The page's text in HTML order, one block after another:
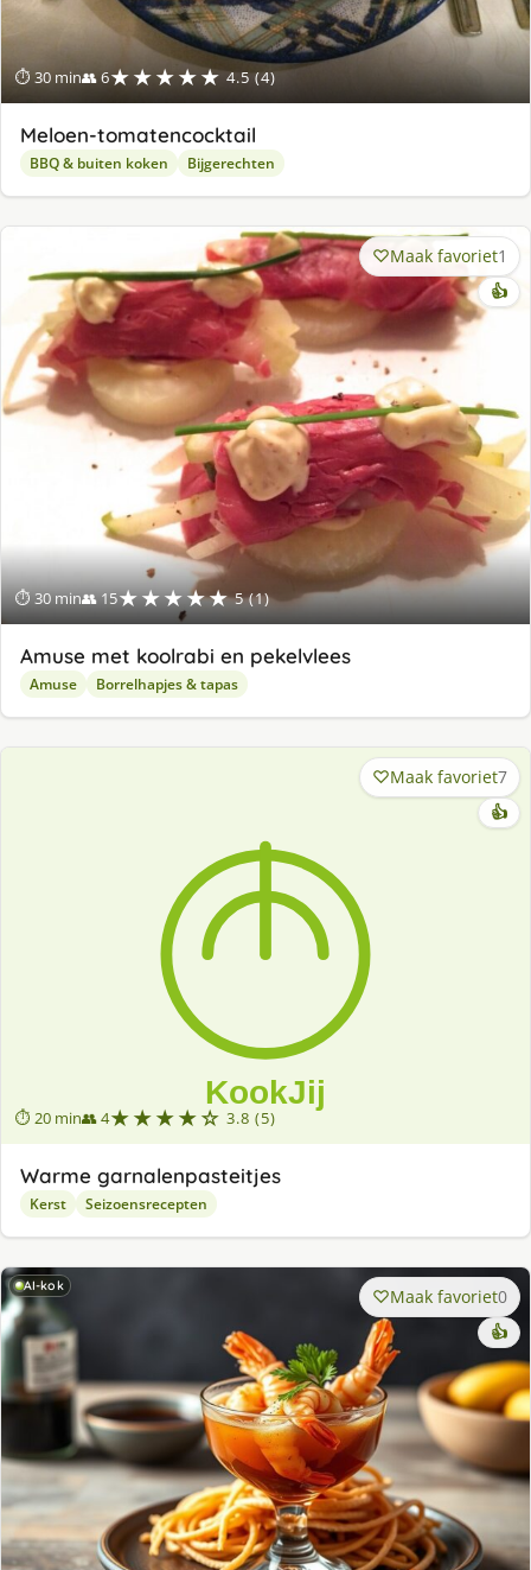
⏱ 30 min👥 6★★★★★ 4.5 (4)
Meloen-tomatencocktail
BBQ & buiten koken Bijgerechten
⏱ 30 min👥 15★★★★★ 5 (1)
Maak favoriet1
👍
Amuse met koolrabi en pekelvlees
Amuse Borrelhapjes & tapas
⏱ 20 min👥 4★★★★☆ 3.8 (5)
Maak favoriet7
👍
Warme garnalenpasteitjes
Kerst Seizoensrecepten
AI-kok Maak favoriet0
👍